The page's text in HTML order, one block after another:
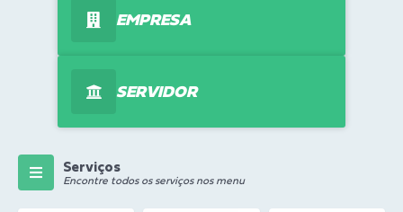
AQUI TEM SEBRAE
DOCUMENTOS
ALDIR BLANC 2025
Cultura
EMPRESA
SERVIDOR
Serviços
Encontre todos os serviços nos menu